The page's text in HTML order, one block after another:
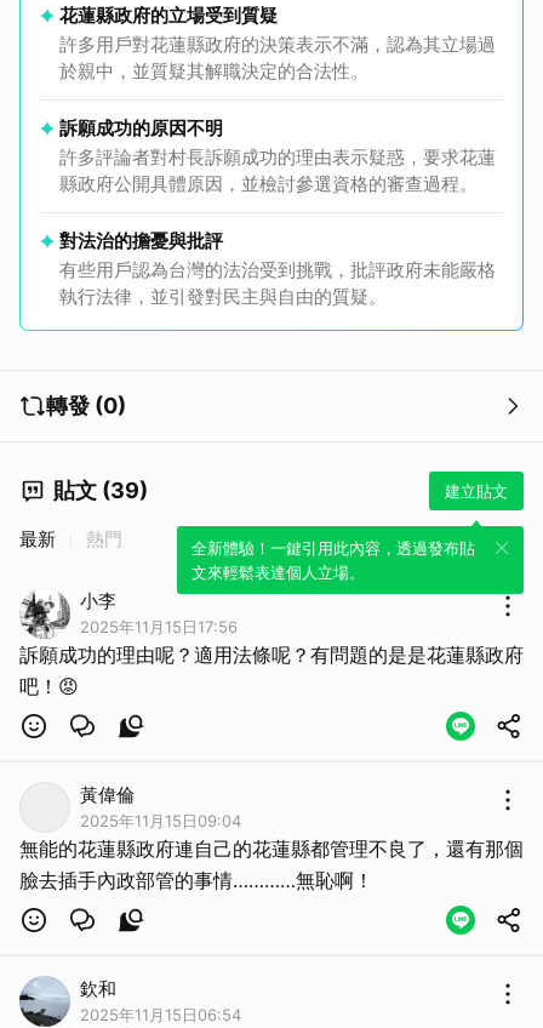
花蓮縣政府的立場受到質疑
許多用戶對花蓮縣政府的決策表示不滿，認為其立場過
於親中，並質疑其解職決定的合法性。
訴願成功的原因不明
許多評論者對村長訴願成功的理由表示疑惑，要求花蓮
縣政府公開具體原因，並檢討參選資格的審查過程。
對法治的擔憂與批評
有些用戶認為台灣的法治受到挑戰，批評政府未能嚴格
執行法律，並引發對民主與自由的質疑。
轉發 (0)
貼文 (39) 建立貼文
全新體驗！一鍵引用此內容，透過發布貼
文來輕鬆表達個人立場。
最新 熱門
小李
2025年11月15日17:56
訴願成功的理由呢？適用法條呢？有問題的是是花蓮縣政府
吧！😡
黃偉倫
2025年11月15日09:04
無能的花蓮縣政府連自己的花蓮縣都管理不良了，還有那個
臉去插手內政部管的事情…………無恥啊！
欽和
2025年11月15日06:54